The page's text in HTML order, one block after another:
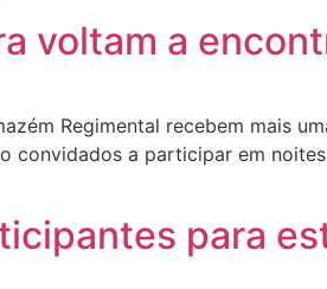
voltam a
Regimental recebem mais
convidados a participar em
para